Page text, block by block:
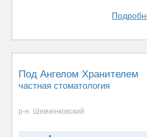
Под Ангелом Хранителем
частная стоматология
р-н. Шевченковский